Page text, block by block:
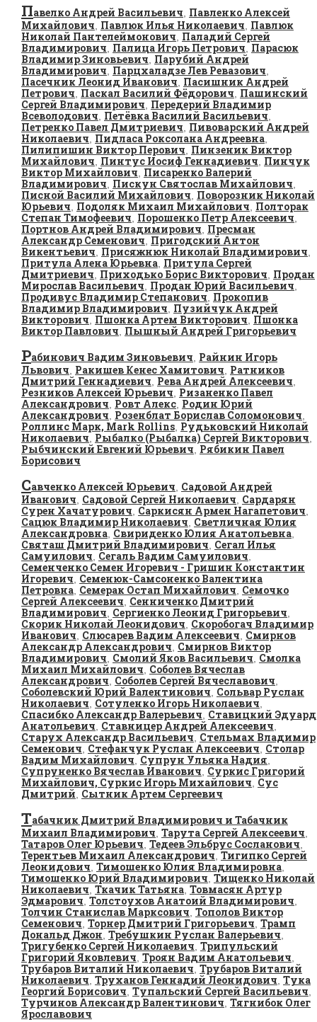
Павелко Андрей Васильевич, Павленко Алексей
Михайлович, Павлюк Илья Николаевич, Павлюк
Николай Пантелеймонович, Паладий Сергей
Владимирович, Палица Игорь Петрович, Парасюк
Владимир Зиновьевич, Парубий Андрей
Владимирович, Парцхаладзе Лев Ревазович,
Пасечник Леонид Иванович, Пасишник Андрей
Петрович, Паскал Василий Фёдорович, Пашинский
Сергей Владимирович, Передерий Владимир
Всеволодович, Петёвка Василий Васильевич,
Петренко Павел Дмитриевич, Пивоварский Андрей
Николаевич, Пидласа Роксолана Андреевна,
Пилипишин Виктор Перович, Пинзеник Виктор
Михайлович, Пинтус Иосиф Геннадиевич, Пинчук
Виктор Михайлович, Писаренко Валерий
Владимирович, Пискун Святослав Михайлович,
Писной Василий Михайлович, Поворозник Николай
Юрьевич, Подоляк Михаил Михайлович, Полторак
Степан Тимофеевич, Порошенко Петр Алексеевич,
Портнов Андрей Владимирович, Пресман
Александр Семенович, Пригодский Антон
Викентьевич, Присяжнюк Николай Владимирович,
Притула Алена Юрьевна, Притула Сергей
Дмитриевич, Приходько Борис Викторович, Продан
Мирослав Васильевич, Продан Юрий Васильевич,
Продивус Владимир Степанович, Прокопив
Владимир Владимирович, Пузийчук Андрей
Викторович, Пшонка Артем Викторович, Пшонка
Виктор Павлович, Пышный Андрей Григорьевич
Рабинович Вадим Зиновьевич, Райнин Игорь
Львович, Ракишев Кенес Хамитович, Ратников
Дмитрий Геннадиевич, Рева Андрей Алексеевич,
Резников Алексей Юрьевич, Ризаненко Павел
Александрович, Ровт Алекс, Родин Юрий
Александрович, Розенблат Борислав Соломонович,
Роллинс Марк, Mark Rollins, Рудьковский Николай
Николаевич, Рыбалко (Рыбалка) Сергей Викторович,
Рыбчинский Евгений Юрьевич, Рябикин Павел
Борисович
Савченко Алексей Юрьевич, Садовой Андрей
Иванович, Садовой Сергей Николаевич, Сардарян
Сурен Хачатурович, Саркисян Армен Нагапетович,
Сацюк Владимир Николаевич, Светличная Юлия
Александровна, Свириденко Юлия Анатольевна,
Святаш Дмитрий Владимирович, Сегал Илья
Самуилович, Сегаль Вадим Самуилович,
Семенченко Семен Игоревич - Гришин Константин
Игоревич, Семенюк-Самсоненко Валентина
Петровна, Семерак Остап Михайлович, Семочко
Сергей Алексеевич, Сенниченко Дмитрий
Владимирович, Сергиенко Леонид Григорьевич,
Скорик Николай Леонидович, Скоробогач Владимир
Иванович, Слюсарев Вадим Алексеевич, Смирнов
Александр Александрович, Смирнов Виктор
Владимирович, Смолий Яков Васильевич, Смолка
Михаил Михайлович, Соболев Вячеслав
Александрович, Соболев Сергей Вячеславович,
Соболевский Юрий Валентинович, Сольвар Руслан
Николаевич, Сотуленко Игорь Николаевич,
Спасибко Александр Валерьевич, Ставицкий Эдуард
Анатольевич, Ставницер Андрей Алексеевич,
Старух Александр Васильевич, Стельмах Владимир
Семенович, Стефанчук Руслан Алексеевич, Столар
Вадим Михайлович, Супрун Ульяна Надия,
Супруненко Вячеслав Иванович, Суркис Григорий
Михайлович, Суркис Игорь Михайлович, Сус
Дмитрий, Сытник Артем Сергеевич
Табачник Дмитрий Владимирович и Табачник
Михаил Владимирович, Тарута Сергей Алексеевич,
Татаров Олег Юрьевич, Тедеев Эльбрус Сосланович,
Терентьев Михаил Александрович, Тигипко Сергей
Леонидович, Тимошенко Юлия Владимировна,
Тимошенко Юрий Владимирович, Тищенко Николай
Николаевич, Ткачик Татьяна, Товмасян Артур
Эдмарович, Толстоухов Анатоий Владимирович,
Толчин Станислав Марксович, Тополов Виктор
Семенович, Торнер Дмитрий Григорьевич, Трамп
Дональд Джон, Требушкин Руслан Валерьевич,
Тригубенко Сергей Николаевич, Трипульский
Григорий Яковлевич, Троян Вадим Анатольевич,
Трубаров Виталий Николаевич, Трубаров Виталий
Николаевич, Труханов Геннадий Леонидович, Тука
Георгий Борисович, Тупальский Сергей Васильевич,
Турчинов Александр Валентинович, Тягнибок Олег
Ярославович